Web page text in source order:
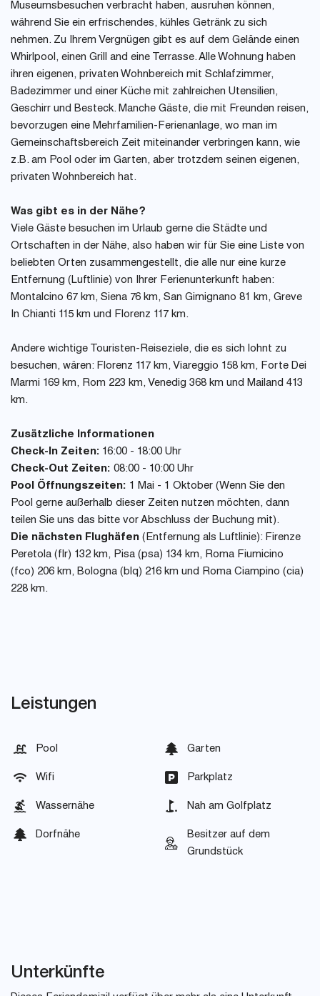
Museumsbesuchen verbracht haben, ausruhen können,
während Sie ein erfrischendes, kühles Getränk zu sich
nehmen. Zu Ihrem Vergnügen gibt es auf dem Gelände einen
Whirlpool, einen Grill and eine Terrasse. Alle Wohnung haben
ihren eigenen, privaten Wohnbereich mit Schlafzimmer,
Badezimmer und einer Küche mit zahlreichen Utensilien,
Geschirr und Besteck. Manche Gäste, die mit Freunden reisen,
bevorzugen eine Mehrfamilien-Ferienanlage, wo man im
Gemeinschaftsbereich Zeit miteinander verbringen kann, wie
z.B. am Pool oder im Garten, aber trotzdem seinen eigenen,
privaten Wohnbereich hat.
Was gibt es in der Nähe?
Viele Gäste besuchen im Urlaub gerne die Städte und
Ortschaften in der Nähe, also haben wir für Sie eine Liste von
beliebten Orten zusammengestellt, die alle nur eine kurze
Entfernung (Luftlinie) von Ihrer Ferienunterkunft haben:
Montalcino 67 km, Siena 76 km, San Gimignano 81 km, Greve
In Chianti 115 km und Florenz 117 km.
Andere wichtige Touristen-Reiseziele, die es sich lohnt zu
besuchen, wären: Florenz 117 km, Viareggio 158 km, Forte Dei
Marmi 169 km, Rom 223 km, Venedig 368 km und Mailand 413
km.
Zusätzliche Informationen
Check-In Zeiten: 16:00 - 18:00 Uhr
Check-Out Zeiten: 08:00 - 10:00 Uhr
Pool Öffnungszeiten: 1 Mai - 1 Oktober (Wenn Sie den
Pool gerne außerhalb dieser Zeiten nutzen möchten, dann
teilen Sie uns das bitte vor Abschluss der Buchung mit).
Die nächsten Flughäfen (Entfernung als Luftlinie): Firenze
Peretola (flr) 132 km, Pisa (psa) 134 km, Roma Fiumicino
(fco) 206 km, Bologna (blq) 216 km und Roma Ciampino (cia)
228 km.
Leistungen
Pool Garten
Wifi Parkplatz
Wassernähe Nah am Golfplatz
Dorfnähe
Besitzer auf dem
Grundstück
Unterkünfte